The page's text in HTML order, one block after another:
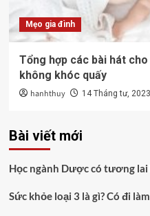
Mẹo gia đình
Tổng hợp các bài hát
không khóc quấy
hanhthuy 14 Tháng tư, 2023
Bài viết mới
Học ngành Dược có tương lai
Sức khỏe loại 3 là gì? Có đi